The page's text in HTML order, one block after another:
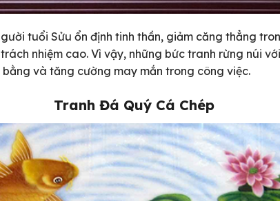
tuổi Sửu ổn định tinh thần, giảm căng thẳng
nhiệm cao. Vì vậy, những bức tranh rừng núi
và tăng cường may mắn trong công việc.
Tranh Đá Quý Cá Chép